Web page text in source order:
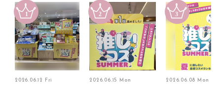
2026.06.12 Fri 2026.06.15 Mon 2026.06.08 Mon